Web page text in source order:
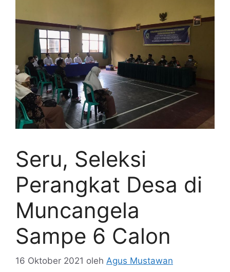
Seru, Seleksi
Perangkat Desa di
Muncangela
Sampe 6 Calon
16 Oktober 2021 oleh Agus Mustawan